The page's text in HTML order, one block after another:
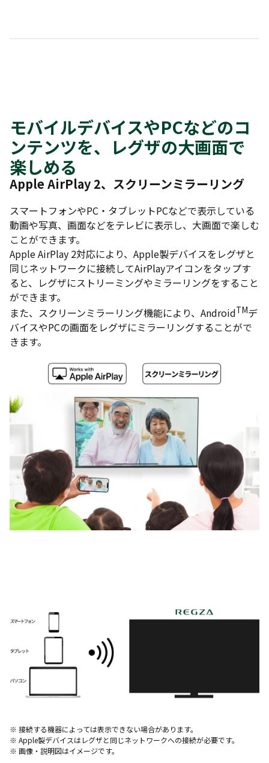
モバイルデバイスやPCなどのコ
ンテンツを、レグザの大画面で
楽しめる
Apple AirPlay 2、スクリーンミラーリング
スマートフォンやPC・タブレットPCなどで表示している
動画や写真、画面などをテレビに表示し、大画面で楽しむ
ことができます。
Apple AirPlay 2対応により、Apple製デバイスをレグザと
同じネットワークに接続してAirPlayアイコンをタップす
ると、レグザにストリーミングやミラーリングをすること
ができます。
また、スクリーンミラーリング機能により、AndroidTMデ
バイスやPCの画面をレグザにミラーリングすることがで
きます。
※ 接続する機器によっては表示できない場合があります。
※ Apple製デバイスはレグザと同じネットワークへの接続が必要です。
※ 画像・説明図はイメージです。